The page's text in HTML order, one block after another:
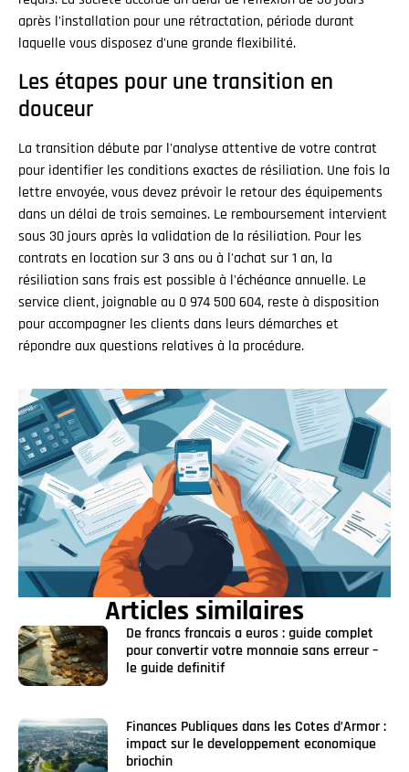
après l'installation pour une rétractation, période durant
laquelle vous disposez d'une grande flexibilité.
Les étapes pour une transition en
douceur
La transition débute par l'analyse attentive de votre contrat
pour identifier les conditions exactes de résiliation. Une fois la
lettre envoyée, vous devez prévoir le retour des équipements
dans un délai de trois semaines. Le remboursement intervient
sous 30 jours après la validation de la résiliation. Pour les
contrats en location sur 3 ans ou à l'achat sur 1 an, la
résiliation sans frais est possible à l'échéance annuelle. Le
service client, joignable au 0 974 500 604, reste à disposition
pour accompagner les clients dans leurs démarches et
répondre aux questions relatives à la procédure.
Articles similaires
De francs francais a euros : guide complet
pour convertir votre monnaie sans erreur –
le guide definitif
Finances Publiques dans les Cotes d’Armor :
impact sur le developpement economique
briochin